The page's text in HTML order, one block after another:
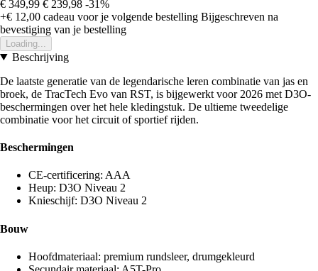
€ 349,99 € 239,98 -31%
+€ 12,00 cadeau voor je volgende bestelling Bijgeschreven na
bevestiging van je bestelling
Loading...
Beschrijving
De laatste generatie van de legendarische leren combinatie van jas en
broek, de TracTech Evo van RST, is bijgewerkt voor 2026 met D3O-
beschermingen over het hele kledingstuk. De ultieme tweedelige
combinatie voor het circuit of sportief rijden.
Beschermingen
CE-certificering: AAA
Heup: D3O Niveau 2
Knieschijf: D3O Niveau 2
Bouw
Hoofdmateriaal: premium rundsleer, drumgekleurd